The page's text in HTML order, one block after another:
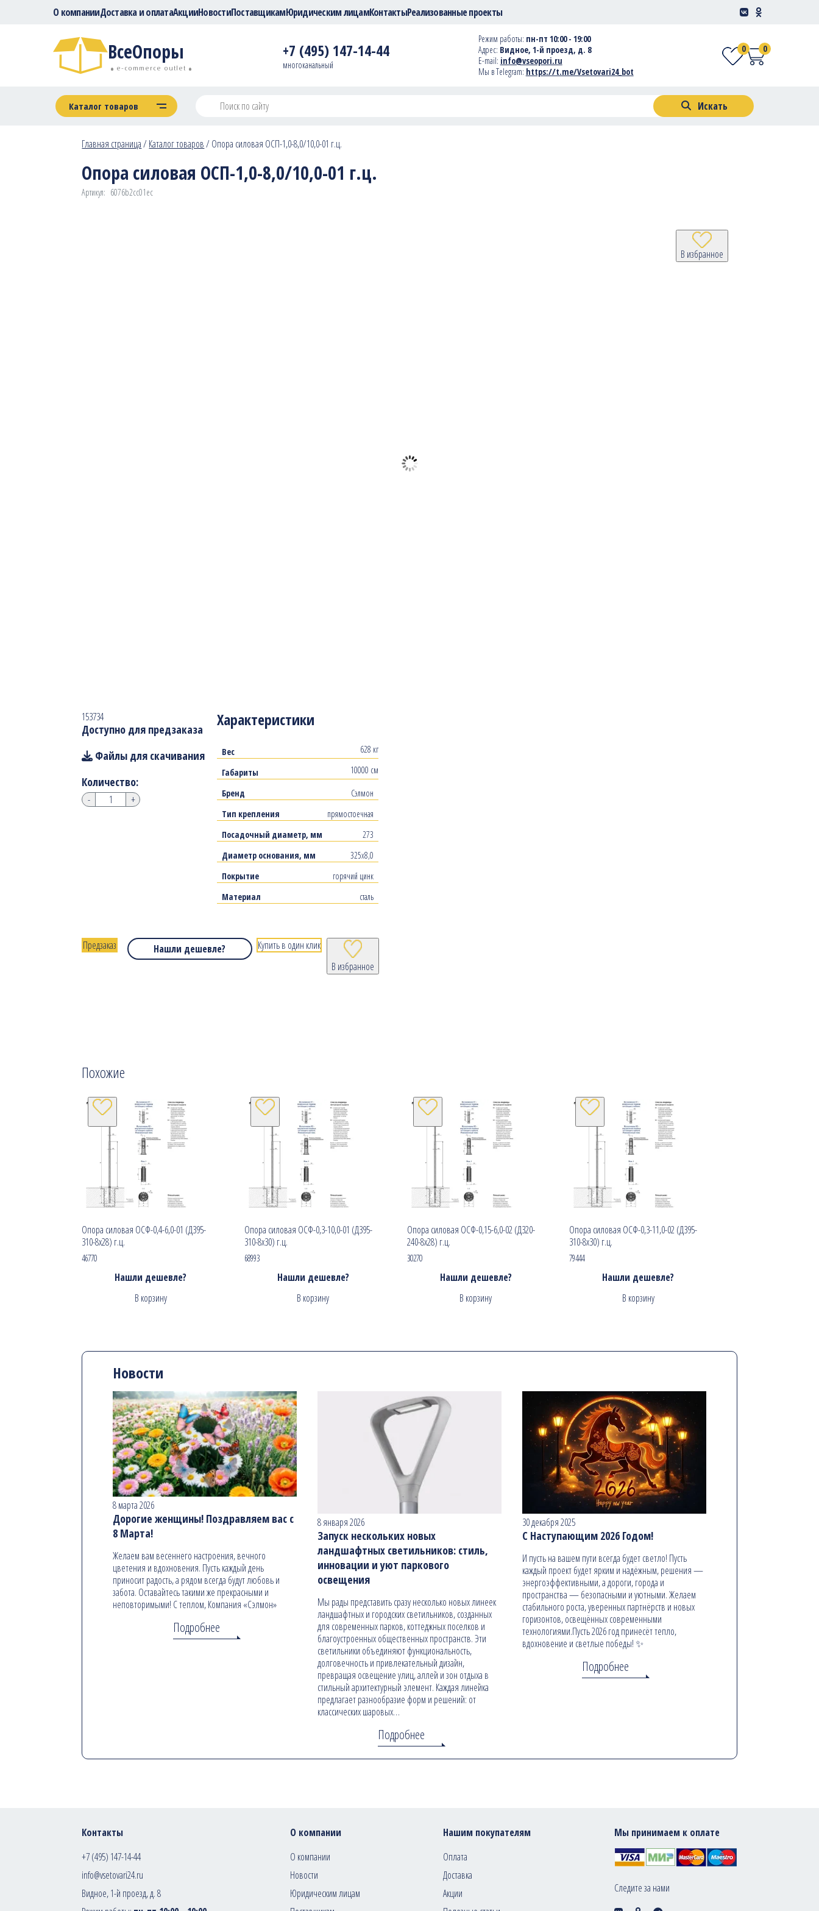
О компанииДоставка и оплатаАкцииНовостиПоставщикамЮридическим лицамКонтактыРеализованные проекты
ВсеОпоры
e-commerce outlet
+7 (495) 147-14-44
многоканальный
Режим работы: пн-пт 10:00 - 19:00
Адрес: Видное, 1-й проезд, д. 8
E-mail: info@vseopori.ru
Мы в Telegram: https://t.me/Vsetovari24_bot
0
0
Каталог товаров Искать
Главная страница/Каталог товаров/Опора силовая ОСП-1,0-8,0/10,0-01 г.ц.
Опора силовая ОСП-1,0-8,0/10,0-01 г.ц.
Артикул: 6076b2cc01ec
В избранное
Характеристики
Вес
628 кг
Габариты
10000 см
Бренд
Сэлмон
Тип крепления
прямостоечная
Посадочный диаметр, мм
273
Диаметр основания, мм
325х8,0
Покрытие
горячий цинк
Материал
сталь
153734
Доступно для предзаказа
Файлы для скачивания
Количество:
- +
Нашли дешевле?
В избранное
Предзаказ Купить в один клик
Похожие
Опора силовая ОСФ-0,4-6,0-01 (Д395-
310-8х28) г.ц.
46770
Нашли дешевле?
В корзину
Опора силовая ОСФ-0,3-10,0-01 (Д395-
310-8х30) г.ц.
68993
Нашли дешевле?
В корзину
Опора силовая ОСФ-0,15-6,0-02 (Д320-
240-8х28) г.ц.
30270
Нашли дешевле?
В корзину
Опора силовая ОСФ-0,3-11,0-02 (Д395-
310-8х30) г.ц.
79444
Нашли дешевле?
В корзину
Новости
8 марта 2026
Дорогие женщины! Поздравляем вас с
8 Марта!
Желаем вам весеннего настроения, вечного
цветения и вдохновения. Пусть каждый день
приносит радость, а рядом всегда будут любовь и
забота. Оставайтесь такими же прекрасными и
неповторимыми! С теплом, Компания «Сэлмон»
Подробнее
8 января 2026
Запуск нескольких новых
ландшафтных светильников: стиль,
инновации и уют паркового
освещения
Мы рады представить сразу несколько новых линеек
ландшафтных и городских светильников, созданных
для современных парков, коттеджных поселков и
благоустроенных общественных пространств. Эти
светильники объединяют функциональность,
долговечность и привлекательный дизайн,
превращая освещение улиц, аллей и зон отдыха в
стильный архитектурный элемент. Каждая линейка
предлагает разнообразие форм и решений: от
классических шаровых…
Подробнее
30 декабря 2025
С Наступающим 2026 Годом!
И пусть на вашем пути всегда будет светло! Пусть
каждый проект будет ярким и надёжным, решения —
энергоэффективными, а дороги, города и
пространства — безопасными и уютными. Желаем
стабильного роста, уверенных партнёрств и новых
горизонтов, освещённых современными
технологиями.Пусть 2026 год принесёт тепло,
вдохновение и светлые победы! ✨
Подробнее
Контакты
+7 (495) 147-14-44
info@vsetovari24.ru
Видное, 1-й проезд, д. 8
О компании
О компании
Новости
Юридическим лицам
Нашим покупателям
Оплата
Доставка
Акции
Мы принимаем к оплате
Следите за нами